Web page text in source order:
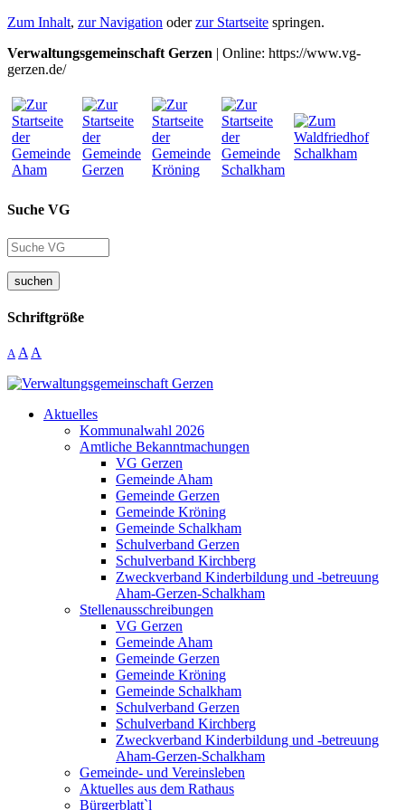
Zum Inhalt, zur Navigation oderzur Startseite springen.
Verwaltungsgemeinschaft Gerzen | Online: https://www.vg-
gerzen.de/
Suche VG
suchen
Schriftgröße
A A A
Aktuelles
Kommunalwahl 2026
Amtliche Bekanntmachungen
VG Gerzen
Gemeinde Aham
Gemeinde Gerzen
Gemeinde Kröning
Gemeinde Schalkham
Schulverband Gerzen
Schulverband Kirchberg
Zweckverband Kinderbildung und -betreuung
Aham-Gerzen-Schalkham
Stellenausschreibungen
VG Gerzen
Gemeinde Aham
Gemeinde Gerzen
Gemeinde Kröning
Gemeinde Schalkham
Schulverband Gerzen
Schulverband Kirchberg
Zweckverband Kinderbildung und -betreuung
Aham-Gerzen-Schalkham
Gemeinde- und Vereinsleben
Aktuelles aus dem Rathaus
Bürgerblatt`l